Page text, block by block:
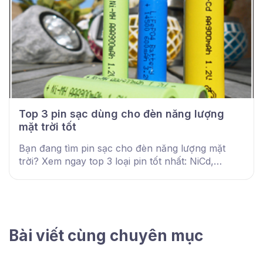
Top 3 pin sạc dùng cho đèn năng lượng
mặt trời tốt
Bạn đang tìm pin sạc cho đèn năng lượng mặt
trời? Xem ngay top 3 loại pin tốt nhất: NiCd,
Bài viết cùng chuyên mục